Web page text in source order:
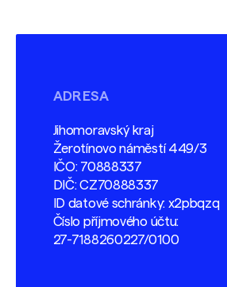
ADRESA
Jihomoravský kraj
Žerotínovo náměstí 449/3
IČO: 70888337
DIČ: CZ70888337
ID datové schránky: x2pbqzq
Číslo příjmového účtu:
27-7188260227/0100